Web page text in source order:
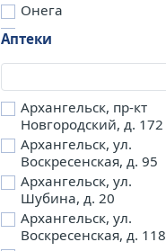
Онега
Северодвинск
д. Бережная
д. Петариха
д. Согра
п. Березник
п. Боброво
п. Вычегодский
п. Двинской,
Аптеки
Архангельск, пр-кт
Новгородский, д. 172
Архангельск, ул.
Воскресенская, д. 95
Архангельск, ул.
Шубина, д. 20
Архангельск, ул.
Воскресенская, д. 118